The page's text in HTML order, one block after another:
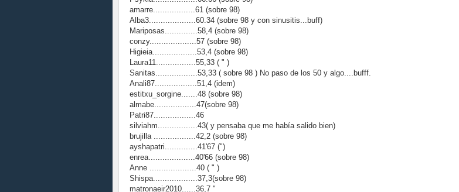
amarre..................61 (sobre 98)
Alba3....................60.34 (sobre 98 y con sinusitis...buff)
Mariposas..............58,4 (sobre 98)
conzy....................57 (sobre 98)
Higieia...................53,4 (sobre 98)
Laura11.................55,33 ( " )
Sanitas..................53,33 ( sobre 98 ) No paso de los 50 y algo....bufff.
Anali87..................51,4 (idem)
estitxu_sorgine.......48 (sobre 98)
almabe..................47(sobre 98)
Patri87..................46
silviahm.................43( y pensaba que me había salido bien)
brujilla ..................42,2 (sobre 98)
ayshapatri..............41'67 (")
enrea....................40'66 (sobre 98)
Anne ....................40 ( " )
Shispa...................37,3(sobre 98)
matronaeir2010......36,7 "